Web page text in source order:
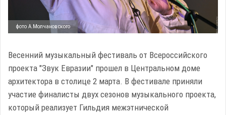
фото А.Молчановского
Весенний музыкальный фестиваль от Всероссийского
проекта "Звук Евразии" прошел в Центральном доме
архитектора в столице 2 марта. В фестивале приняли
участие финалисты двух сезонов музыкального проекта,
который реализует Гильдия межэтнической